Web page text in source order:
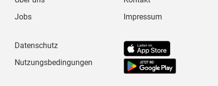
Jobs
Impressum
Datenschutz
Nutzungsbedingungen